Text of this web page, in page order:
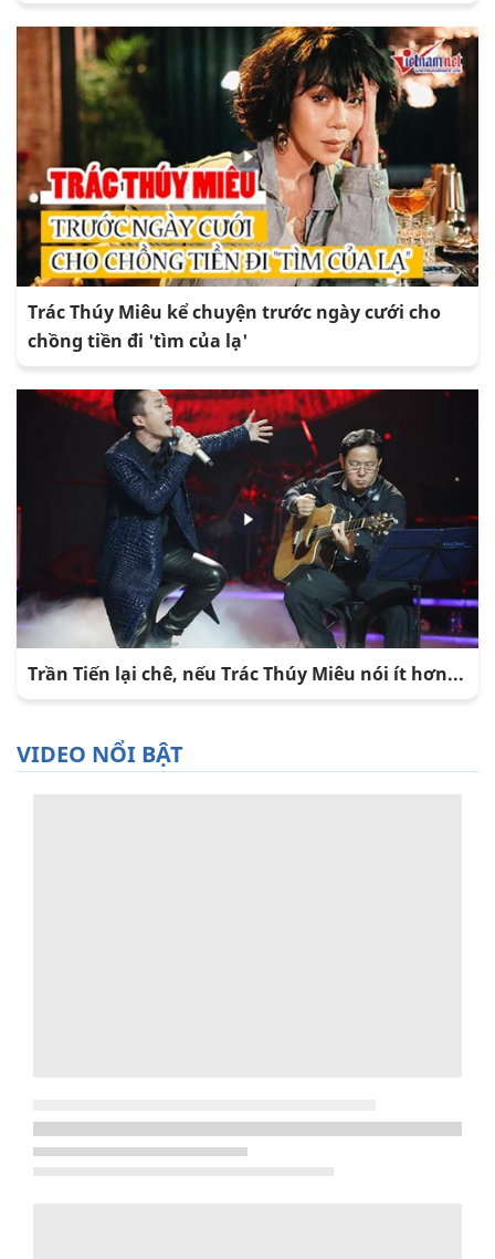
Trác Thúy Miêu kể chuyện trước ngày cưới cho
chồng tiền đi 'tìm của lạ'
Trần Tiến lại chê, nếu Trác Thúy Miêu nói ít hơn...
VIDEO NỔI BẬT